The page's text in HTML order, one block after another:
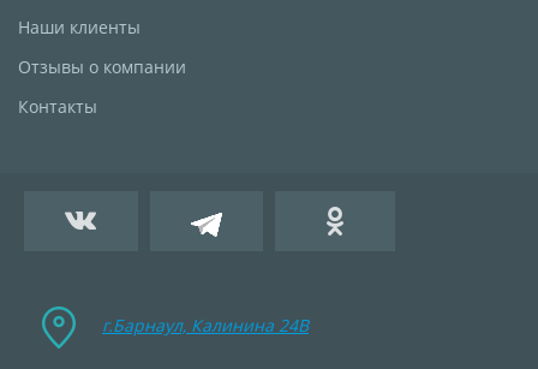
Наши клиенты
Отзывы о компании
Контакты
г.Барнаул, Калинина 24B